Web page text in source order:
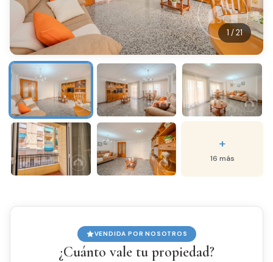
1 / 21
+
16 más
VENDIDA POR NOSOTROS
¿Cuánto vale tu propiedad?